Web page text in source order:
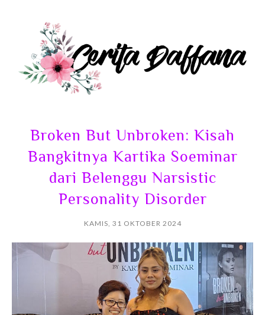
Broken But Unbroken: Kisah
Bangkitnya Kartika Soeminar
dari Belenggu Narsistic
Personality Disorder
KAMIS, 31 OKTOBER 2024